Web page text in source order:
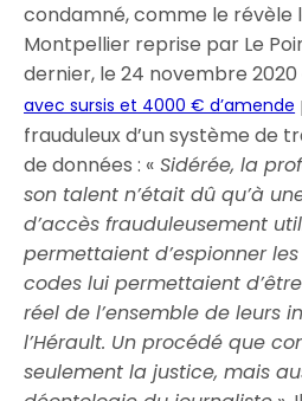
condamné, comme le révèle
Montpellier reprise par Le
dernier, le 24 novembre
avec sursis et 4000 € d’amende
frauduleux d’un système de
de données : « Sidérée, la
son talent n’était dû qu’à
d’accès frauduleusement
permettaient d’espionner
codes lui permettaient
réel de l’ensemble de leurs
l’Hérault. Un procédé que
seulement la justice, mais